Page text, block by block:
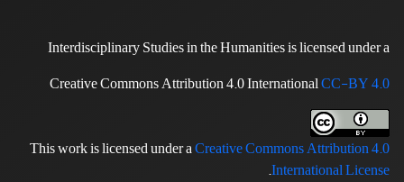
Interdisciplinary Studies in the Humanities is licensed under a
Creative Commons Attribution 4.0 InternationalCC-BY 4.0
This work is licensed under aCreative Commons Attribution 4.0
International License
.